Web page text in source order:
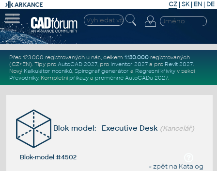
CZ | SK| EN | DE
Přes 123.000 registrovaných u nás, celkem 1.130.000registrovaných
(CZ+EN). Tipy pro AutoCAD 2027, pro Inventor 2027a pro Revit 2027.
Nový Kalkulátor nosníků, Spirograf generátor a Regresní křivkyv sekci
Převodníky. Kompletní příkazya proměnné AutoCADu 2027.
Blok-model: Executive Desk (Kancelář)
Blok-model #4502
« zpět na Katalog